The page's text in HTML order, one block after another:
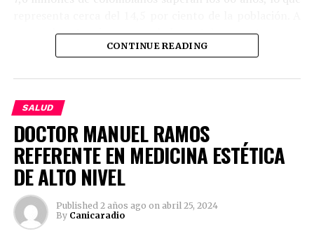
su vez, las atenciones en salud mental para este grupo
han crecido de forma significativa en los últimos años,
CONTINUE READING
SALUD
DOCTOR MANUEL RAMOS
REFERENTE EN MEDICINA ESTÉTICA
DE ALTO NIVEL
Published 2 años ago on abril 25, 2024
By Canicaradio